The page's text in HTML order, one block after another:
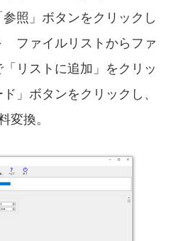
照」ボタンをクリックし
ファイルリストからファ
リストに追加」をクリッ
」ボタンをクリックし、
変換。